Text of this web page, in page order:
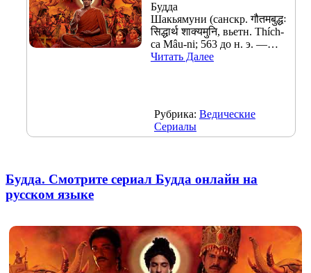
Будда
Шакьямуни (санскр. गौतमबुद्धः
सिद्धार्थ शाक्यमुनि, вьетн. Thích-
ca Mâu-ni; 563 до н. э. —…
Читать Далее
Рубрика: Ведические
Сериалы
Будда. Смотрите сериал Будда онлайн на
русском языке